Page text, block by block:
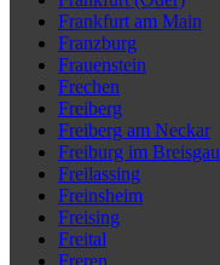
Frankfurt am Main
Franzburg
Frauenstein
Frechen
Freiberg
Freiberg am Neckar
Freiburg im Breisgau
Freilassing
Freinsheim
Freising
Freital